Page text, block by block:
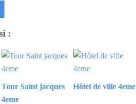
:
Tour Saint jacques
4eme
Hôtel de ville 4eme